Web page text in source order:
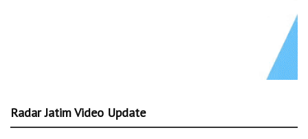
Radar Jatim Video Update